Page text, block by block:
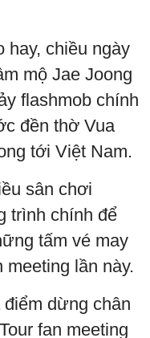
hay, chiều ngày
mộ Jae Joong
flashmob chính
đền thờ Vua
tới Việt Nam.
sân chơi
trình chính để
tấm vé may
lần này.
dừng chân
fan meeting